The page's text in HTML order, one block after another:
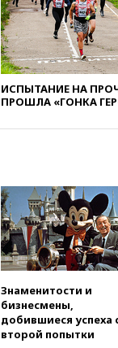
ИСПЫТАНИЕ НА
ПРОШЛА «ГОНКА
Знаменитости и
бизнесмены,
добившиеся успеха
второй попытки